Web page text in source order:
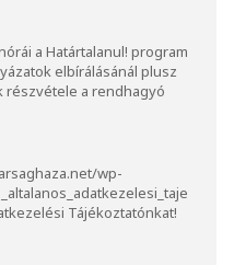
a Határtalanul! program
elbírálásánál plusz
részvétele a rendhagyó
wp-
Tájékoztatónkat!